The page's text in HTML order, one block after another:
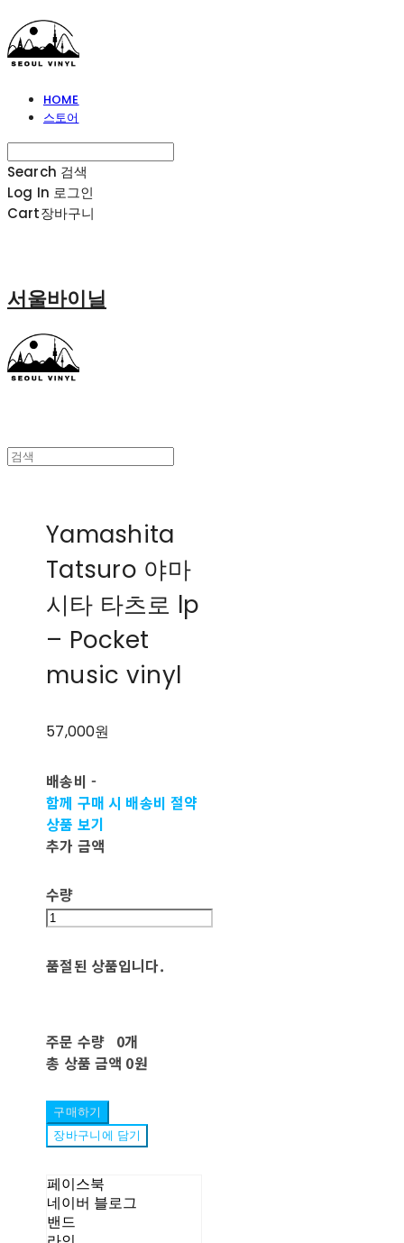
HOME
스토어
Search 검색
Log In 로그인
Cart장바구니
서울바이닐
Yamashita
Tatsuro 야마
시타 타츠로 lp
‎– Pocket
music vinyl
57,000원
배송비 -
함께 구매 시 배송비 절약
상품 보기
추가 금액
수량
품절된 상품입니다.
주문 수량 0개
총 상품 금액 0원
구매하기
장바구니에 담기
페이스북
네이버 블로그
밴드